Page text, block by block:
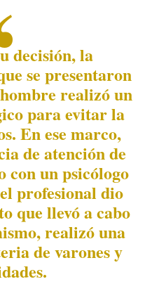
decisión, la
se presentaron
realizó un
para evitar la
En ese marco,
de atención de
un psicólogo
profesional dio
que llevó a cabo
realizó una
de varones y